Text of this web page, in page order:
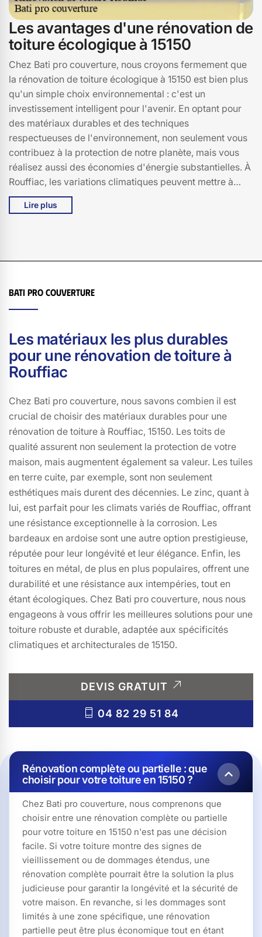
Les avantages d'une rénovation de
toiture écologique à 15150
Chez Bati pro couverture, nous croyons fermement que
la rénovation de toiture écologique à 15150 est bien plus
qu'un simple choix environnemental : c'est un
investissement intelligent pour l'avenir. En optant pour
des matériaux durables et des techniques
respectueuses de l'environnement, non seulement vous
contribuez à la protection de notre planète, mais vous
réalisez aussi des économies d'énergie substantielles. À
Rouffiac, les variations climatiques peuvent mettre à
rude épreuve la solidité de votre toiture. En choisissant
des matériaux écologiques, vous bénéficiez d'une
biodiversité. En fin de compte, une toiture écologique,
c'est un geste pour la planète, mais aussi pour votre
Lire plus
Bati pro couverture
Les matériaux les plus durables
pour une rénovation de toiture à
Rouffiac
Chez Bati pro couverture, nous savons combien il est
crucial de choisir des matériaux durables pour une
rénovation de toiture à Rouffiac, 15150. Les toits de
qualité assurent non seulement la protection de votre
maison, mais augmentent également sa valeur. Les tuiles
en terre cuite, par exemple, sont non seulement
esthétiques mais durent des décennies. Le zinc, quant à
lui, est parfait pour les climats variés de Rouffiac, offrant
une résistance exceptionnelle à la corrosion. Les
bardeaux en ardoise sont une autre option prestigieuse,
réputée pour leur longévité et leur élégance. Enfin, les
toitures en métal, de plus en plus populaires, offrent une
durabilité et une résistance aux intempéries, tout en
étant écologiques. Chez Bati pro couverture, nous nous
engageons à vous offrir les meilleures solutions pour une
toiture robuste et durable, adaptée aux spécificités
climatiques et architecturales de 15150.
DEVIS GRATUIT
04 82 29 51 84
Rénovation complète ou partielle : que
choisir pour votre toiture en 15150 ?
Chez Bati pro couverture, nous comprenons que
choisir entre une rénovation complète ou partielle
pour votre toiture en 15150 n'est pas une décision
facile. Si votre toiture montre des signes de
vieillissement ou de dommages étendus, une
rénovation complète pourrait être la solution la plus
judicieuse pour garantir la longévité et la sécurité de
votre maison. En revanche, si les dommages sont
limités à une zone spécifique, une rénovation
partielle peut être plus économique tout en étant